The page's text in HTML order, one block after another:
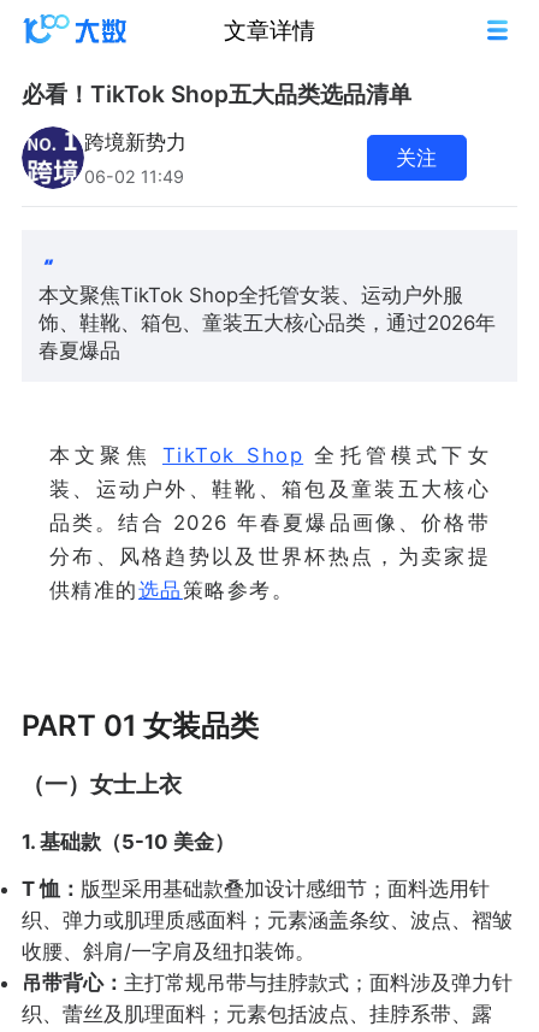
文章详情
必看！TikTok Shop五大品类选品清单
跨境新势力
06-02 11:49
关注
本文聚焦TikTok Shop全托管女装、运动户外服
饰、鞋靴、箱包、童装五大核心品类，通过2026年
春夏爆品
本文聚焦 TikTok Shop 全托管模式下女
装、运动户外、鞋靴、箱包及童装五大核心
品类。结合 2026 年春夏爆品画像、价格带
分布、风格趋势以及世界杯热点，为卖家提
供精准的选品策略参考。
PART 01 女装品类
（一）女士上衣
1. 基础款（5-10 美金）
T 恤： 版型采用基础款叠加设计感细节；面料选用针
织、弹力或肌理质感面料；元素涵盖条纹、波点、褶皱
收腰、斜肩/一字肩及纽扣装饰。
吊带背心： 主打常规吊带与挂脖款式；面料涉及弹力针
织、蕾丝及肌理面料；元素包括波点、挂脖系带、露